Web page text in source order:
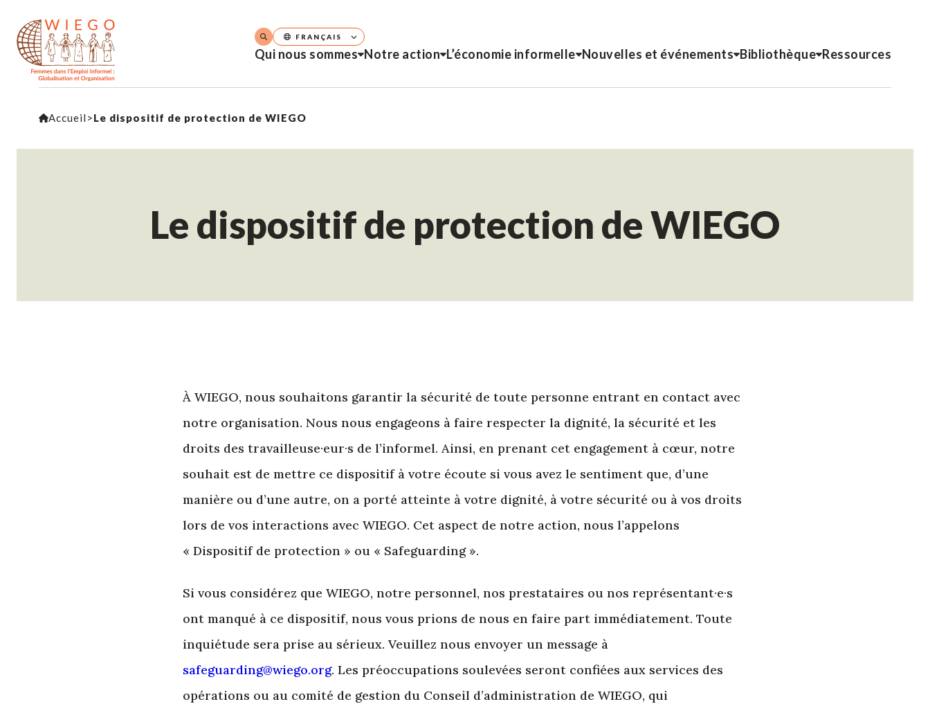
Qui nous sommes Notre action L’économie informelle Nouvelles et événements Bibliothèque Ressources
FRANÇAIS
Accueil >Le dispositif de protection de WIEGO
Le dispositif de protection de WIEGO
À WIEGO, nous souhaitons garantir la sécurité de toute personne entrant en contact avec
notre organisation. Nous nous engageons à faire respecter la dignité, la sécurité et les
droits des travailleuse·eur·s de l’informel. Ainsi, en prenant cet engagement à cœur, notre
souhait est de mettre ce dispositif à votre écoute si vous avez le sentiment que, d’une
manière ou d’une autre, on a porté atteinte à votre dignité, à votre sécurité ou à vos droits
lors de vos interactions avec WIEGO. Cet aspect de notre action, nous l’appelons
« Dispositif de protection » ou « Safeguarding ».
Si vous considérez que WIEGO, notre personnel, nos prestataires ou nos représentant·e·s
ont manqué à ce dispositif, nous vous prions de nous en faire part immédiatement. Toute
inquiétude sera prise au sérieux. Veuillez nous envoyer un message à
safeguarding@wiego.org. Les préoccupations soulevées seront confiées aux services des
opérations ou au comité de gestion du Conseil d’administration de WIEGO, qui